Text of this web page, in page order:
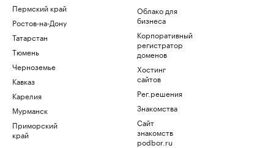
Пермский край
Ростов-на-Дону
Татарстан
Тюмень
Черноземье
Кавказ
Карелия
Мурманск
Приморский
край
Облако для
бизнеса
Корпоративный
регистратор
доменов
Хостинг
сайтов
Рег.решения
Знакомства
Сайт
знакомств
podbor.ru